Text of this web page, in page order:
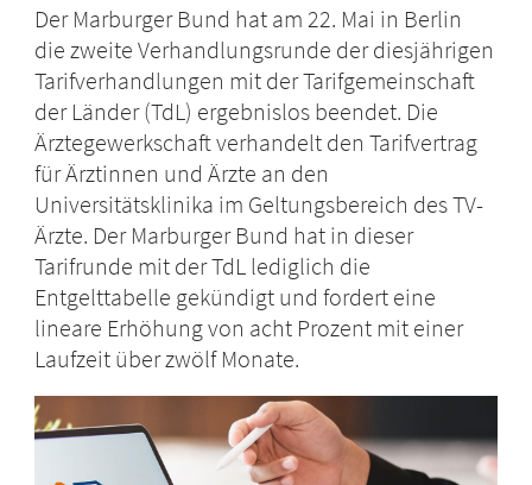
Der Marburger Bund hat am 22. Mai in Berlin
die zweite Verhandlungsrunde der diesjährigen
Tarifverhandlungen mit der Tarifgemeinschaft
der Länder (TdL) ergebnislos beendet. Die
Ärztegewerkschaft verhandelt den Tarifvertrag
für Ärztinnen und Ärzte an den
Universitätsklinika im Geltungsbereich des TV-
Ärzte. Der Marburger Bund hat in dieser
Tarifrunde mit der TdL lediglich die
Entgelttabelle gekündigt und fordert eine
lineare Erhöhung von acht Prozent mit einer
Laufzeit über zwölf Monate.